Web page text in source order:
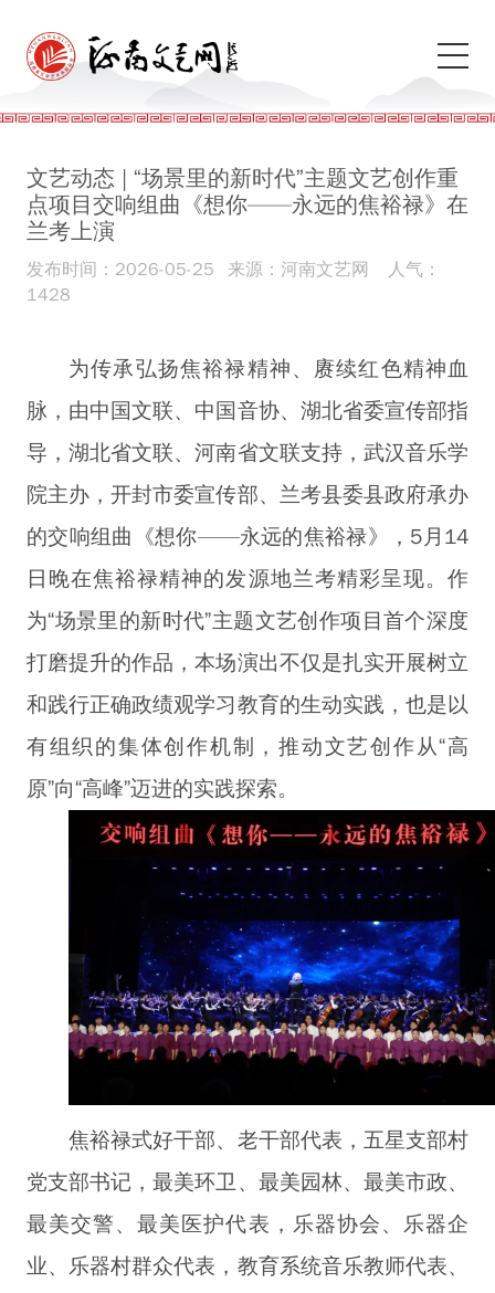
文艺动态 | “场景里的新时代”主题文艺创作重
点项目交响组曲《想你——永远的焦裕禄》在
兰考上演
发布时间：2026-05-25 来源：河南文艺网
人气：
1428
为传承弘扬焦裕禄精神、赓续红色精神血
脉，由中国文联、中国音协、湖北省委宣传部指
导，湖北省文联、河南省文联支持，武汉音乐学
院主办，开封市委宣传部、兰考县委县政府承办
的交响组曲《想你——永远的焦裕禄》，5月14
日晚在焦裕禄精神的发源地兰考精彩呈现。作
为“场景里的新时代”主题文艺创作项目首个深度
打磨提升的作品，本场演出不仅是扎实开展树立
和践行正确政绩观学习教育的生动实践，也是以
有组织的集体创作机制，推动文艺创作从“高
原”向“高峰”迈进的实践探索。
焦裕禄式好干部、老干部代表，五星支部村
党支部书记，最美环卫、最美园林、最美市政、
最美交警、最美医护代表，乐器协会、乐器企
业、乐器村群众代表，教育系统音乐教师代表、